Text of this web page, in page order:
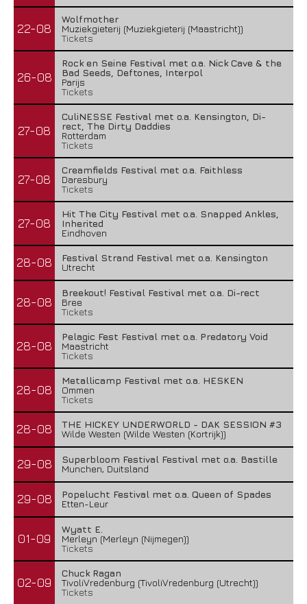
22-08
Wolfmother
Muziekgieterij (Muziekgieterij (Maastricht))
Tickets
26-08
Rock en Seine Festival met o.a. Nick Cave & the
Bad Seeds, Deftones, Interpol
Parijs
Tickets
27-08
CuliNESSE Festival met o.a. Kensington, Di-
rect, The Dirty Daddies
Rotterdam
Tickets
27-08
Creamfields Festival met o.a. Faithless
Daresbury
Tickets
27-08
Hit The City Festival met o.a. Snapped Ankles,
Inherited
Eindhoven
28-08
Festival Strand Festival met o.a. Kensington
Utrecht
28-08
Breekout! Festival Festival met o.a. Di-rect
Bree
Tickets
28-08
Pelagic Fest Festival met o.a. Predatory Void
Maastricht
Tickets
28-08
Metallicamp Festival met o.a. HESKEN
Ommen
Tickets
28-08
THE HICKEY UNDERWORLD - DAK SESSION #3
Wilde Westen (Wilde Westen (Kortrijk))
29-08
Superbloom Festival Festival met o.a. Bastille
Munchen, Duitsland
29-08
Popelucht Festival met o.a. Queen of Spades
Etten-Leur
01-09
Wyatt E.
Merleyn (Merleyn (Nijmegen))
Tickets
02-09
Chuck Ragan
TivoliVredenburg (TivoliVredenburg (Utrecht))
Tickets